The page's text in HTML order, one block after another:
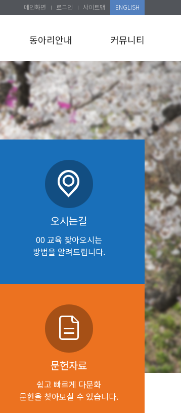
메인화면 로그인 사이트맵 ENGLISH
동아리안내 커뮤니티
오시는길
00 교육 찾아오시는
방법을 알려드립니다.
문헌자료
쉽고 빠르게 다문화
문헌을 찾아보실 수 있습니다.